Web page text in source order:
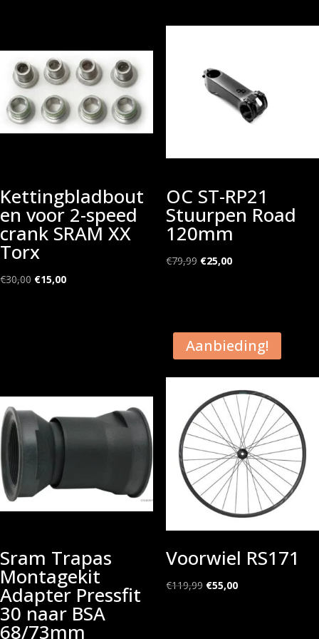
Kettingbladbout
en voor 2-speed
crank SRAM XX
Torx
€30,00 Oorspronkelijke
€15,00Huidige
OC ST-RP21
Stuurpen Road
120mm
€79,99 Oorspronkelijke
€25,00Huidige
Sram Trapas
Montagekit
Adapter Pressfit
30 naar BSA
68/73mm
Aanbieding!
Voorwiel RS171
€119,99 Oorspronkelijke
€55,00Huidige